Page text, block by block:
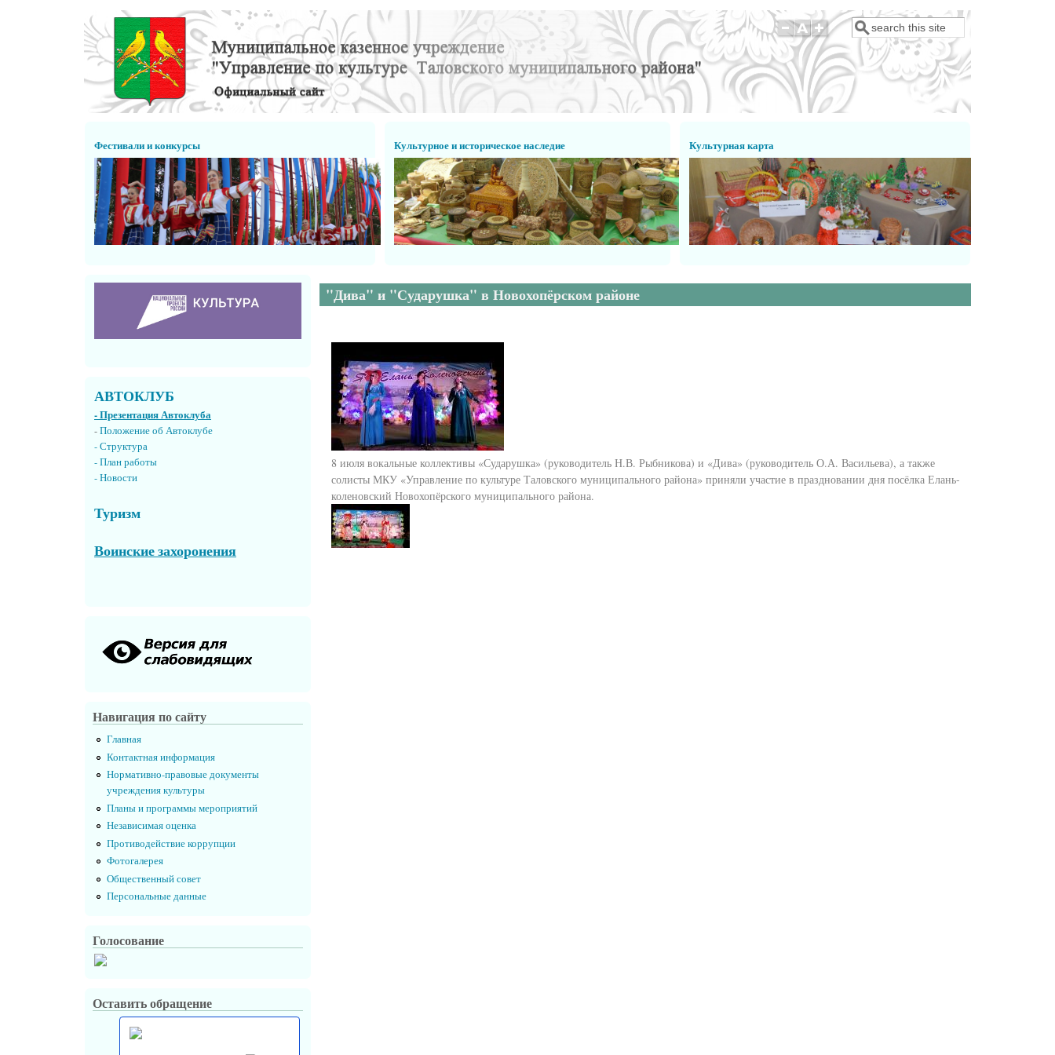
Перейти к основному содержанию
Форма поиска
Поиск
Фестивали и конкурсы Культурное и историческое наследие Культурная карта
"Дива" и "Сударушка" в Новохопёрском районе
8 июля вокальные коллективы «Сударушка» (руководитель Н.В. Рыбникова) и «Дива» (руководитель О.А. Васильева), а также
солисты МКУ «Управление по культуре Таловского муниципального района» приняли участие в праздновании дня посёлка Елань-
коленовский Новохопёрского муниципального района.
АВТОКЛУБ
- Презентация Автоклуба
-Положение об Автоклубе
- Структура
- План работы
- Новости
Туризм
Воинские захоронения
Навигация по сайту
Главная
Контактная информация
Нормативно-правовые документы
учреждения культуры
Планы и программы мероприятий
Независимая оценка
Противодействие коррупции
Фотогалерея
Общественный совет
Персональные данные
Голосование
Оставить обращение